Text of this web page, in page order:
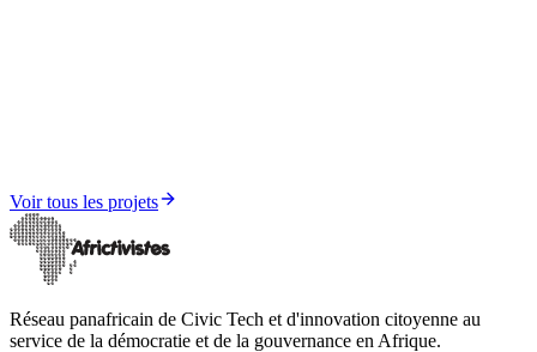
Voir tous les projets
Réseau panafricain de Civic Tech et d'innovation citoyenne au
service de la démocratie et de la gouvernance en Afrique.